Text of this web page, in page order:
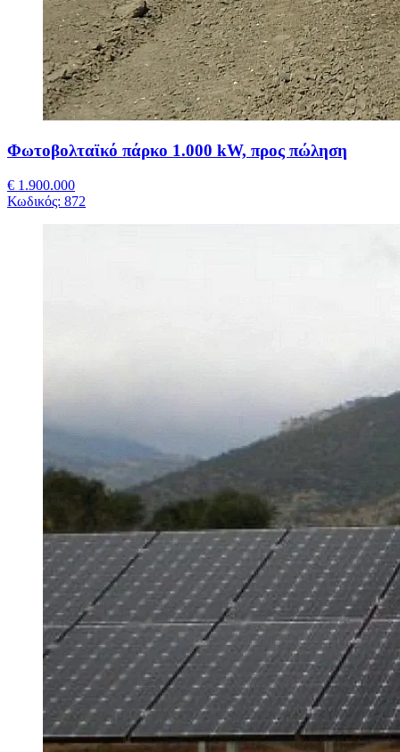
Φωτοβολταϊκό πάρκο 1.000 kW, προς πώληση
€ 1.900.000
Κωδικός: 872